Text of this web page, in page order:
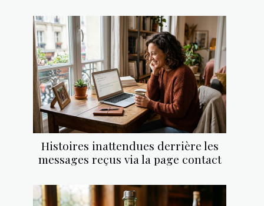
Histoires inattendues derrière les
messages reçus via la page contact